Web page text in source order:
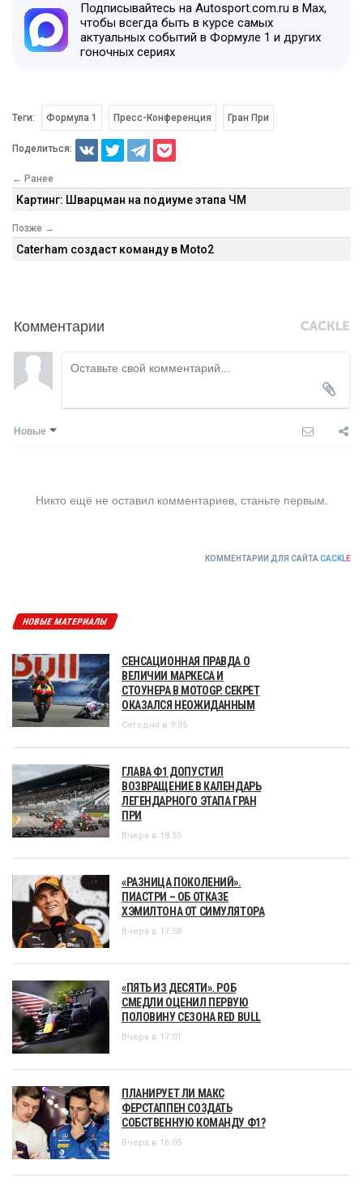
Подписывайтесь на Autosport.com.ru в Max,
чтобы всегда быть в курсе самых
актуальных событий в Формуле 1 и других
гоночных сериях
Теги: Формула 1 Пресс-Конференция Гран При
Поделиться:
← Ранее
Картинг: Шварцман на подиуме этапа ЧМ
Позже →
Caterham создаст команду в Moto2
Комментарии
Новые
Никто ещё не оставил комментариев, станьте первым.
КОММЕНТАРИИ ДЛЯ САЙТА CACKLE
НОВЫЕ МАТЕРИАЛЫ
СЕНСАЦИОННАЯ ПРАВДА О
ВЕЛИЧИИ МАРКЕСА И
СТОУНЕРА В MOTOGP. СЕКРЕТ
ОКАЗАЛСЯ НЕОЖИДАННЫМ
Сегодня в 9:05
ГЛАВА Ф1 ДОПУСТИЛ
ВОЗВРАЩЕНИЕ В КАЛЕНДАРЬ
ЛЕГЕНДАРНОГО ЭТАПА ГРАН
ПРИ
Вчера в 18:55
«РАЗНИЦА ПОКОЛЕНИЙ».
ПИАСТРИ – ОБ ОТКАЗЕ
ХЭМИЛТОНА ОТ СИМУЛЯТОРА
Вчера в 17:58
«ПЯТЬ ИЗ ДЕСЯТИ». РОБ
СМЕДЛИ ОЦЕНИЛ ПЕРВУЮ
ПОЛОВИНУ СЕЗОНА RED BULL
Вчера в 17:01
ПЛАНИРУЕТ ЛИ МАКС
ФЕРСТАППЕН СОЗДАТЬ
СОБСТВЕННУЮ КОМАНДУ Ф1?
Вчера в 16:05